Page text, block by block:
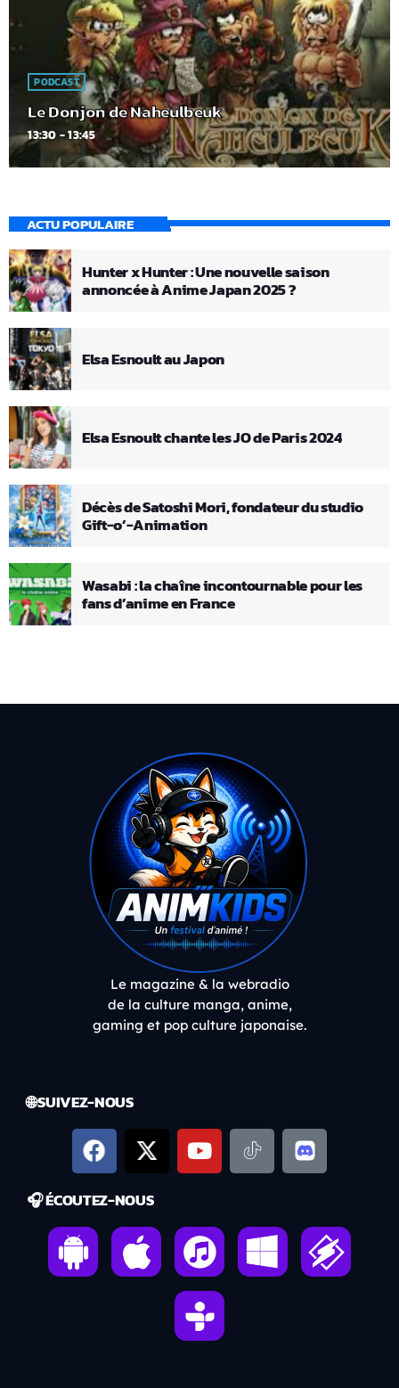
PODCAST
Le Donjon de Naheulbeuk
13:30 - 13:45
ACTU POPULAIRE
Hunter x Hunter : Une nouvelle saison
annoncée à Anime Japan 2025 ?
Elsa Esnoult au Japon
Elsa Esnoult chante les JO de Paris 2024
Décès de Satoshi Mori, fondateur du studio
Gift-o’-Animation
Wasabi : la chaîne incontournable pour les
fans d’anime en France
Le magazine & la webradio
de la culture manga, anime,
gaming et pop culture japonaise.
🌐 SUIVEZ-NOUS
🎧 ÉCOUTEZ-NOUS